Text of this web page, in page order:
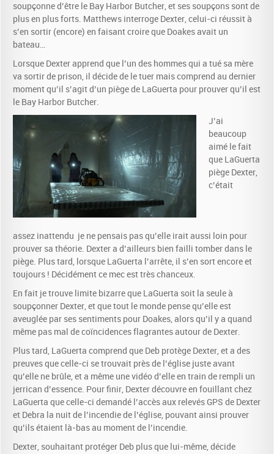
soupçonne d’être le Bay Harbor Butcher, et ses soupçons sont de
plus en plus forts. Matthews interroge Dexter, celui-ci réussit à
s’en sortir (encore) en faisant croire que Doakes avait un
bateau…
Lorsque Dexter apprend que l’un des hommes qui a tué sa mère
va sortir de prison, il décide de le tuer mais comprend au dernier
moment qu’il s’agit d’un piège de LaGuerta pour prouver qu’il est
le Bay Harbor Butcher.
J’ai
beaucoup
aimé le fait
que LaGuerta
piège Dexter,
c’était
assez inattendu je ne pensais pas qu’elle irait aussi loin pour
prouver sa théorie. Dexter a d’ailleurs bien failli tomber dans le
piège. Plus tard, lorsque LaGuerta l’arrête, il s’en sort encore et
toujours ! Décidément ce mec est très chanceux.
En fait je trouve limite bizarre que LaGuerta soit la seule à
soupçonner Dexter, et que tout le monde pense qu’elle est
aveuglée par ses sentiments pour Doakes, alors qu’il y a quand
même pas mal de coïncidences flagrantes autour de Dexter.
Plus tard, LaGuerta comprend que Deb protège Dexter, et a des
preuves que celle-ci se trouvait près de l’église juste avant
qu’elle ne brûle, et a même une vidéo d’elle en train de rempli un
jerrican d’essence. Pour finir, Dexter découvre en fouillant chez
LaGuerta que celle-ci demandé l’accès aux relevés GPS de Dexter
et Debra la nuit de l’incendie de l’église, pouvant ainsi prouver
qu’ils étaient là-bas au moment de l’incendie.
Dexter, souhaitant protéger Deb plus que lui-même, décide